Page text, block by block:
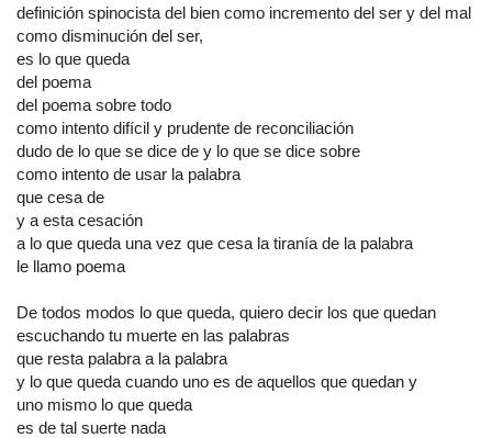
definición spinocista del bien como incremento del ser y del mal
como disminución del ser,
es lo que queda
del poema
del poema sobre todo
como intento difícil y prudente de reconciliación
dudo de lo que se dice de y lo que se dice sobre
como intento de usar la palabra
que cesa de
y a esta cesación
a lo que queda una vez que cesa la tiranía de la palabra
le llamo poema
De todos modos lo que queda, quiero decir los que quedan
escuchando tu muerte en las palabras
que resta palabra a la palabra
y lo que queda cuando uno es de aquellos que quedan y
uno mismo lo que queda
es de tal suerte nada